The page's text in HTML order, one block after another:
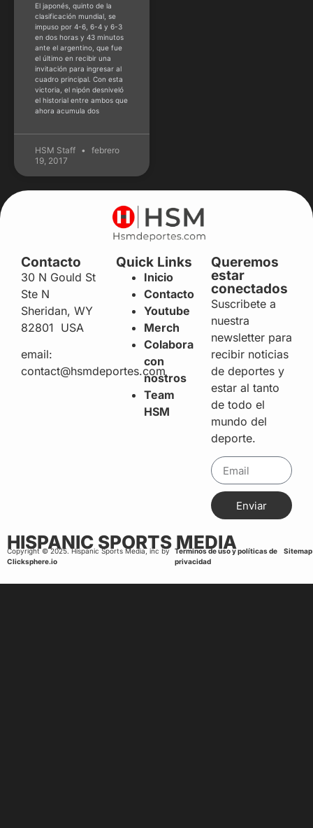
El japonés, quinto de la
clasificación mundial, se
impuso por 4-6, 6-4 y 6-3
en dos horas y 43 minutos
ante el argentino, que fue
el último en recibir una
invitación para ingresar al
cuadro principal. Con esta
victoria, el nipón desniveló
el historial entre ambos que
ahora acumula dos
HSM Staff
febrero
19, 2017
Contacto
30 N Gould St
Ste N
Sheridan, WY
82801 USA
email:
contact@hsmdeportes.com
Quick Links
Inicio
Contacto
Youtube
Merch
Colabora
con
nostros
Team
HSM
Queremos
estar
conectados
Suscribete a
nuestra
newsletter para
recibir noticias
de deportes y
estar al tanto
de todo el
mundo del
deporte.
Enviar
HISPANIC SPORTS MEDIA
Copyright © 2025. Hispanic Sports Media, inc by
Clicksphere.io
Terminos de uso y políticas de
privacidad
Sitemap